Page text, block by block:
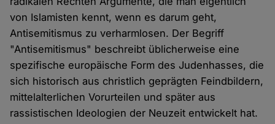
von Islamisten kennt, wenn es darum geht,
Antisemitismus zu verharmlosen. Der Begriff
"Antisemitismus" beschreibt üblicherweise eine
spezifische europäische Form des Judenhasses, die
sich historisch aus christlich geprägten Feindbildern,
mittelalterlichen Vorurteilen und später aus
rassistischen Ideologien der Neuzeit entwickelt hat.